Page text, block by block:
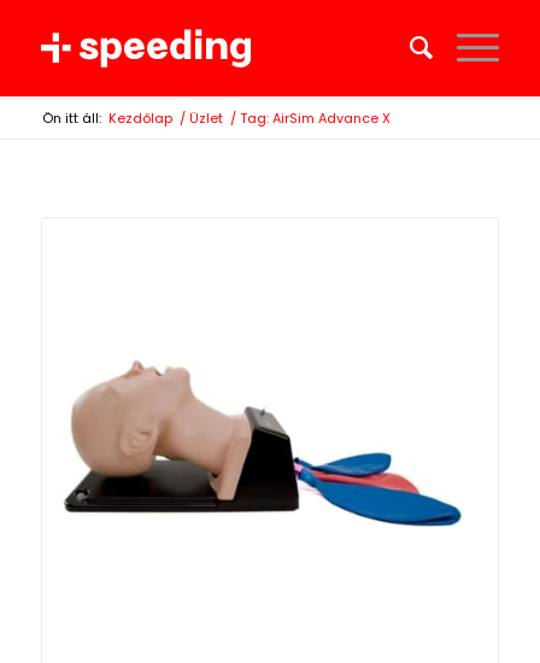
Ön itt áll: Kezdőlap / Üzlet / Tag: AirSim Advance X